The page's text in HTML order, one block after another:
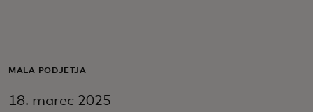
Za podjetja
MALA PODJETJA
18. marec 2025